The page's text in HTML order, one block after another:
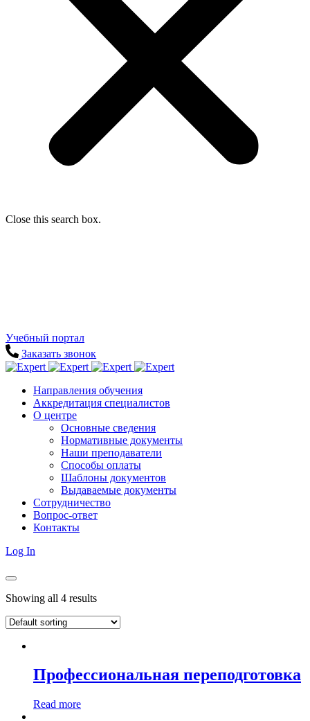
Close this search box.
Учебный портал
Заказать звонок
Направления обучения
Аккредитация специалистов
О центре
Основные сведения
Нормативные документы
Наши преподаватели
Способы оплаты
Шаблоны документов
Выдаваемые документы
Сотрудничество
Вопрос-ответ
Контакты
Log In
Showing all 4 results
Профессиональная переподготовка
Read more